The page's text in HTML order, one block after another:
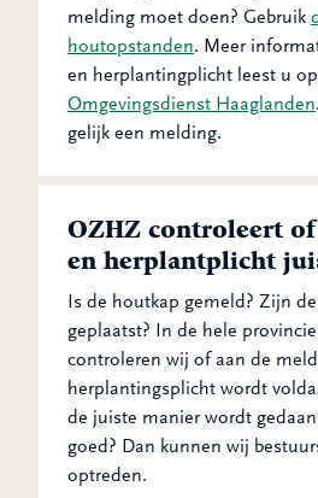
melding moet doen? Gebruik
houtopstanden. Meer
en herplantingplicht leest u op
Omgevingsdienst Haaglanden
gelijk een melding.
OZHZ controleert
en herplantplicht
Is de houtkap gemeld? Zijn
geplaatst? In de hele
controleren wij of aan de
herplantingsplicht wordt
de juiste manier wordt
goed? Dan kunnen wij
optreden.